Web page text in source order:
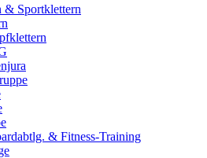
& Sportklettern
& Fitness-Training